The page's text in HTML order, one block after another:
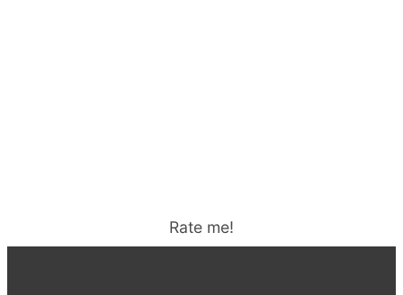
Rate me!